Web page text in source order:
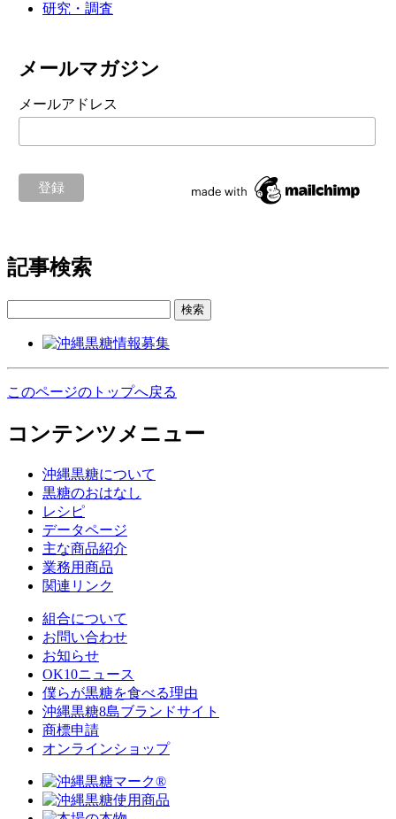
研究・調査
メールマガジン
メールアドレス
記事検索
検索
このページのトップへ戻る
コンテンツメニュー
沖縄黒糖について
黒糖のおはなし
レシピ
データページ
主な商品紹介
業務用商品
関連リンク
組合について
お問い合わせ
お知らせ
OK10ニュース
僕らが黒糖を食べる理由
沖縄黒糖8島ブランドサイト
商標申請
オンラインショップ